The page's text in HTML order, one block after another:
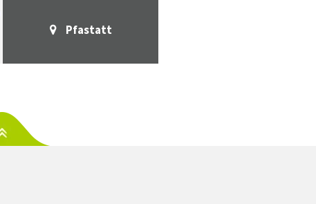
Pfastatt